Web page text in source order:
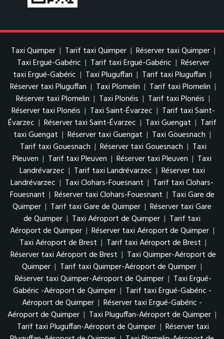
Taxi Quimper | Tarif taxi Quimper | Réserver taxi Quimper |
Taxi Ergué-Gabéric | Tarif taxi Ergué-Gabéric | Réserver
taxi Ergué-Gabéric | Taxi Pluguffan | Tarif taxi Pluguffan |
Réserver taxi Pluguffan | Taxi Plomelin | Tarif taxi Plomelin |
Réserver taxi Plomelin | Taxi Plonéis | Tarif taxi Plonéis |
Réserver taxi Plonéis | Taxi Saint-Évarzec | Tarif taxi Saint-
Évarzec | Réserver taxi Saint-Évarzec | Taxi Guengat | Tarif
taxi Guengat | Réserver taxi Guengat | Taxi Gouesnach |
Tarif taxi Gouesnach | Réserver taxi Gouesnach | Taxi
Pleuven | Tarif taxi Pleuven | Réserver taxi Pleuven | Taxi
Landrévarzec | Tarif taxi Landrévarzec | Réserver taxi
Landrévarzec | Taxi Clohars-Fouesnant | Tarif taxi Clohars-
Fouesnant | Réserver taxi Clohars-Fouesnant | Taxi Gare de
Quimper | Tarif taxi Gare de Quimper | Réserver taxi Gare
de Quimper | Taxi Aéroport de Quimper | Tarif taxi
Aéroport de Quimper | Réserver taxi Aéroport de Quimper |
Taxi Aéroport de Brest | Tarif taxi Aéroport de Brest |
Réserver taxi Aéroport de Brest | Taxi Quimper-Aéroport de
Quimper | Tarif taxi Quimper-Aéroport de Quimper |
Réserver taxi Quimper-Aéroport de Quimper | Taxi Ergué-
Gabéric -Aéroport de Quimper | Tarif taxi Ergué-Gabéric -
Aéroport de Quimper | Réserver taxi Ergué-Gabéric -
Aéroport de Quimper | Taxi Pluguffan-Aéroport de Quimper |
Tarif taxi Pluguffan-Aéroport de Quimper | Réserver taxi